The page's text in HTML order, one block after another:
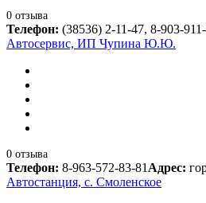
0 отзыва
Телефон: (38536) 2-11-47, 8-903-
Автосервис, ИП Чупина Ю.Ю.
0 отзыва
Телефон: 8-963-572-83-81Адрес:
Автостанция, с. Смоленское